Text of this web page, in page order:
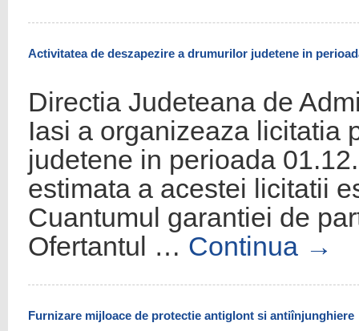
Activitatea de deszapezire a drumurilor judetene in
Directia Judeteana de
Iasi a organizeaza licitatia
judetene in perioada
estimata a acestei licitatii
Cuantumul garantiei de
Ofertantul … Continua →
Furnizare mijloace de protectie antiglont si antiînjunghiere